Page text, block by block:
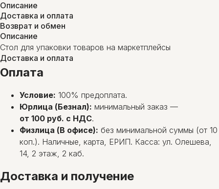
Описание
Доставка и оплата
Возврат и обмен
Описание
Стол для упаковки товаров на маркетплейсы
Доставка и оплата
Оплата
Условие: 100% предоплата.
Юрлица (Безнал): минимальный заказ —
от 100 руб. с НДС.
Физлица (В офисе): без минимальной суммы (от 10
коп.). Наличные, карта, ЕРИП. Касса: ул. Олешева,
14, 2 этаж, 2 каб.
Доставка и получение